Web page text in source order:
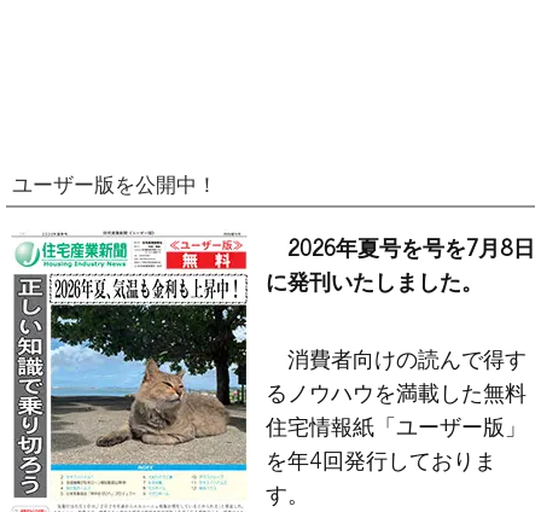
ユーザー版を公開中！
2026年夏号を号を7月8日
に発刊いたしました。
消費者向けの読んで得す
るノウハウを満載した無料
住宅情報紙「ユーザー版」
を年4回発行しておりま
す。